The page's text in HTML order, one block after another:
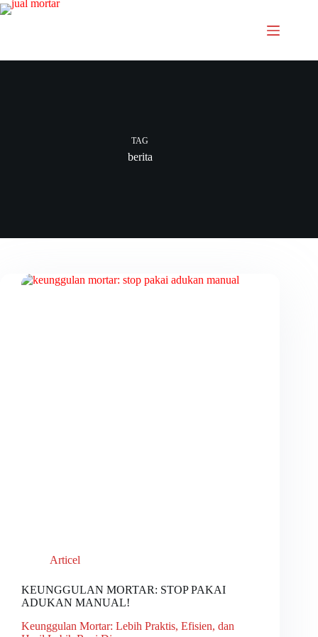
TAG
berita
Articel
KEUNGGULAN MORTAR: STOP PAKAI
ADUKAN MANUAL!
Keunggulan Mortar: Lebih Praktis, Efisien, dan